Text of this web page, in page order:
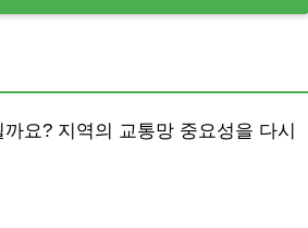
요? 지역의 교통망 중요성을 다시